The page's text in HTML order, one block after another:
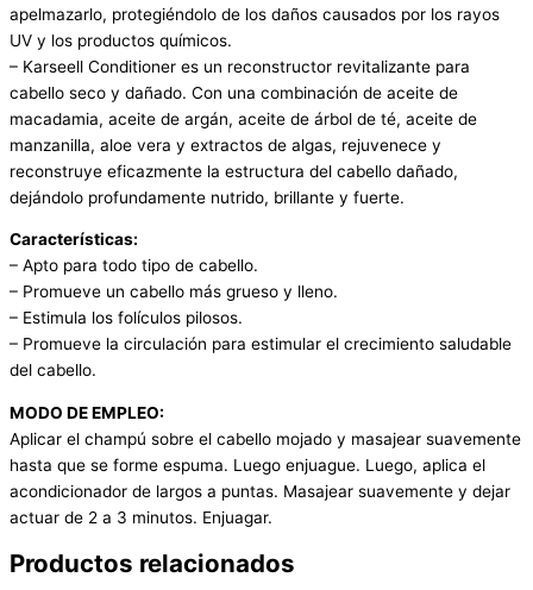
apelmazarlo, protegiéndolo de los daños causados ​​por los rayos
UV y los productos químicos.
– Karseell Conditioner es un reconstructor revitalizante para
cabello seco y dañado. Con una combinación de aceite de
macadamia, aceite de argán, aceite de árbol de té, aceite de
manzanilla, aloe vera y extractos de algas, rejuvenece y
reconstruye eficazmente la estructura del cabello dañado,
dejándolo profundamente nutrido, brillante y fuerte.
Características:
– Apto para todo tipo de cabello.
– Promueve un cabello más grueso y lleno.
– Estimula los folículos pilosos.
– Promueve la circulación para estimular el crecimiento saludable
del cabello.
MODO DE EMPLEO:
Aplicar el champú sobre el cabello mojado y masajear suavemente
hasta que se forme espuma. Luego enjuague. Luego, aplica el
acondicionador de largos a puntas. Masajear suavemente y dejar
actuar de 2 a 3 minutos. Enjuagar.
Productos relacionados